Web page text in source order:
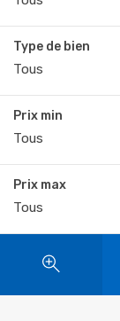
Type de bien
Tous
Prix min
Tous
Prix max
Tous